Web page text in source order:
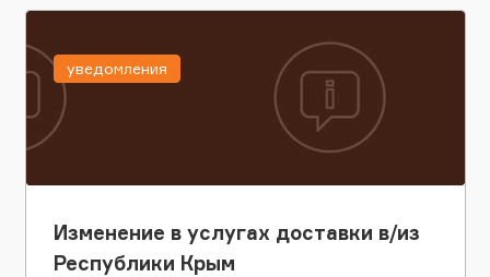
Изменение в услугах доставки в/из
Республики Крым
уведомления